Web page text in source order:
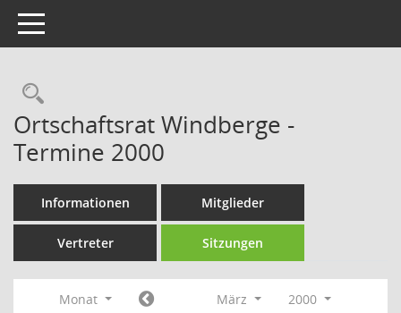
Toggle navigation
Rechercheauswahl
Ortschaftsrat Windberge -
Termine 2000
Informationen Mitglieder
Vertreter Sitzungen
Monat März
2000